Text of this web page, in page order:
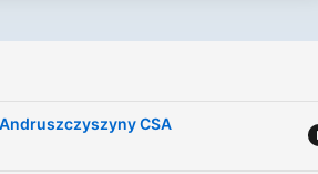
codziennego życia.
można usłyszeć Siostry
CSA